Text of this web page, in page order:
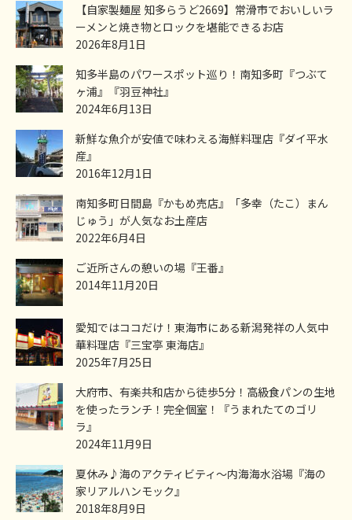
【自家製麺屋 知多らうど2669】常滑市でおいしいラ
ーメンと焼き物とロックを堪能できるお店
2026年8月1日
知多半島のパワースポット巡り！南知多町『つぶて
ヶ浦』『羽豆神社』
2024年6月13日
新鮮な魚介が安値で味わえる海鮮料理店『ダイ平水
産』
2016年12月1日
南知多町日間島『かもめ売店』「多幸（たこ）まん
じゅう」が人気なお土産店
2022年6月4日
ご近所さんの憩いの場『王番』
2014年11月20日
愛知ではココだけ！東海市にある新潟発祥の人気中
華料理店『三宝亭 東海店』
2025年7月25日
大府市、有楽共和店から徒歩5分！高級食パンの生地
を使ったランチ！完全個室！『うまれたてのゴリ
ラ』
2024年11月9日
夏休み♪海のアクティビティ～内海海水浴場『海の
家リアルハンモック』
2018年8月9日